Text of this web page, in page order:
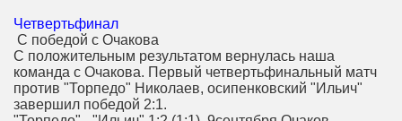
Четвертьфинал
С победой с Очакова
С положительным результатом вернулась наша
команда с Очакова. Первый четвертьфинальный матч
против "Торпедо" Николаев, осипенковский "Ильич"
завершил победой 2:1.